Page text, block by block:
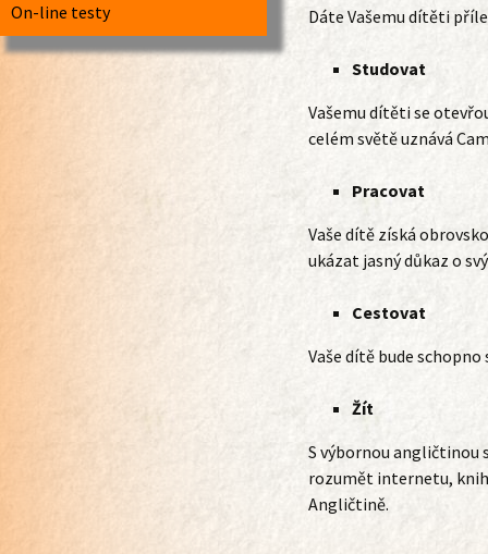
On-line testy Dáte Vašemu dítěti
Studovat
Vašemu dítěti se
celém světě uznává
Pracovat
Vaše dítě získá
ukázat jasný důkaz o
Cestovat
Vaše dítě bude
Žít
S výbornou angličtinou
rozumět internetu,
Angličtině.